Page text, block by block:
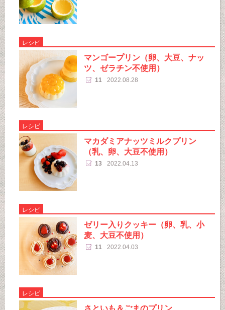
レシピ
マンゴープリン（卵、大豆、ナッ
ツ、ゼラチン不使用）
11 2022.08.28
レシピ
マカダミアナッツミルクプリン
（乳、卵、大豆不使用）
13 2022.04.13
レシピ
ゼリー入りクッキー（卵、乳、小
麦、大豆不使用）
11 2022.04.03
レシピ
さといも＆ごまのプリン